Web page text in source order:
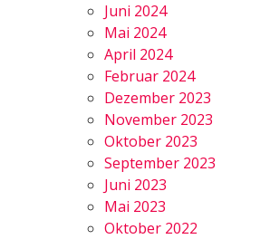
Juni 2024
Mai 2024
April 2024
Februar 2024
Dezember 2023
November 2023
Oktober 2023
September 2023
Juni 2023
Mai 2023
Oktober 2022